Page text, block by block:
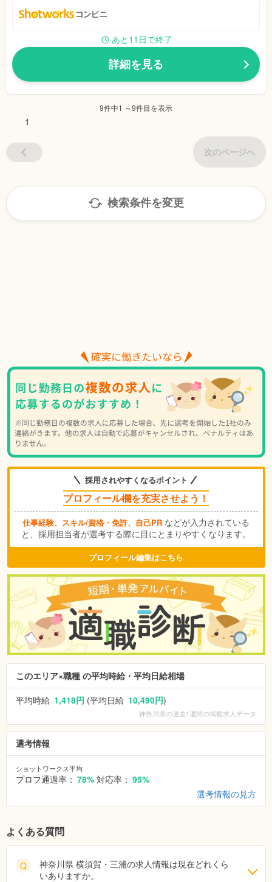
あと11日で終了
詳細を見る
9件中1 ～9件目を表示
1
次のページへ
検索条件を変更
採用されやすくなるポイント
プロフィール欄を充実させよう！
仕事経験、スキル/資格・免許、自己PR などが入力されている
と、採用担当者が選考する際に目にとまりやすくなります。
プロフィール編集はこちら
このエリア×職種 の平均時給・平均日給相場
平均時給 1,418円 (平均日給 10,490円)
神奈川県の過去1週間の掲載求人データ
選考情報
ショットワークス平均
プロフ通過率： 78% 対応率： 95%
選考情報の見方
よくある質問
Q
神奈川県 横須賀・三浦の求人情報は現在どれくら
いありますか。